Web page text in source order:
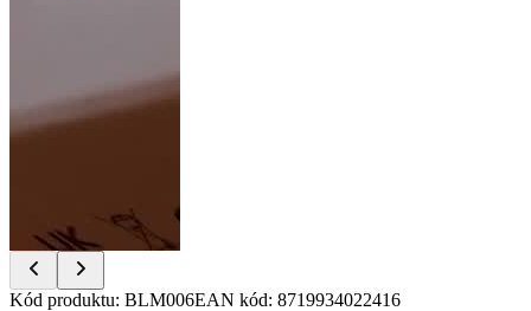
Item
Kód produktu: BLM006EAN kód: 8719934022416